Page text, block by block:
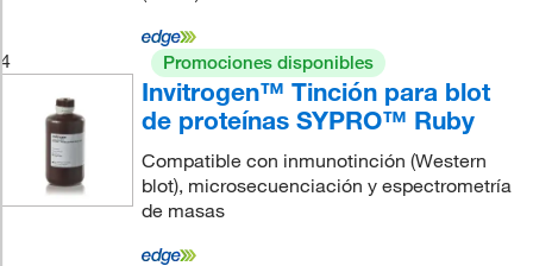
4 Promociones disponibles
Invitrogen™ Tinción para blot
de proteínas SYPRO™ Ruby
Compatible con inmunotinción (Western
blot), microsecuenciación y espectrometría
de masas